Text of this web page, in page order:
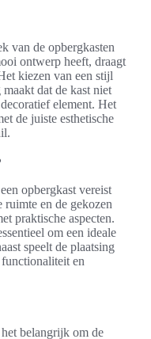
van de opbergkasten
ontwerp heeft, draagt
kiezen van een stijl
dat de kast niet
element. Het
de juiste esthetische
opbergkast vereist
en de gekozen
praktische aspecten.
om een ideale
speelt de plaatsing
en
belangrijk om de